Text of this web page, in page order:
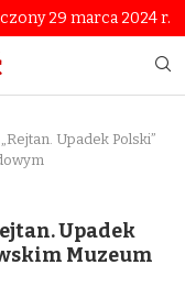
29 marca 2024 r.
Upadek Polski”
Upadek
Muzeum